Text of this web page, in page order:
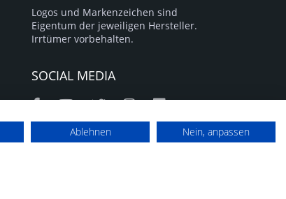
Logos und Markenzeichen sind
Eigentum der jeweiligen Hersteller.
Irrtümer vorbehalten.
SOCIAL MEDIA
Ablehnen Nein, anpassen